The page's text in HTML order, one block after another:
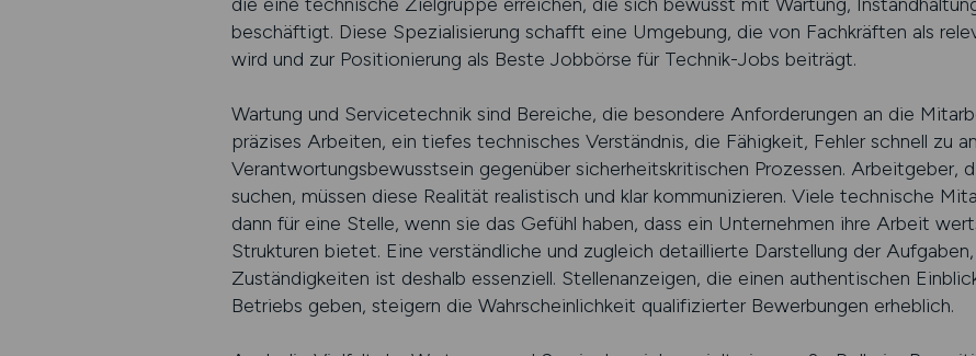
beschäftigt. Diese Spezialisierung schafft eine Umgebung, die von Fachkräften als
wird und zur Positionierung als Beste Jobbörse für Technik-Jobs beiträgt.
Wartung und Servicetechnik sind Bereiche, die besondere Anforderungen an die
präzises Arbeiten, ein tiefes technisches Verständnis, die Fähigkeit, Fehler schnell zu
Verantwortungsbewusstsein gegenüber sicherheitskritischen Prozessen. Arbeitgeber,
suchen, müssen diese Realität realistisch und klar kommunizieren. Viele technische
dann für eine Stelle, wenn sie das Gefühl haben, dass ein Unternehmen ihre Arbeit
Strukturen bietet. Eine verständliche und zugleich detaillierte Darstellung der
Zuständigkeiten ist deshalb essenziell. Stellenanzeigen, die einen authentischen
Betriebs geben, steigern die Wahrscheinlichkeit qualifizierter Bewerbungen erheblich.